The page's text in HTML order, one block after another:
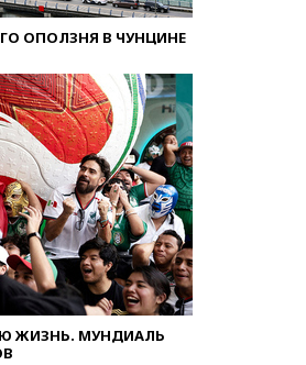
ОПОЛЗНЯ В ЧУНЦИНЕ
ЖИЗНЬ. МУНДИАЛЬ